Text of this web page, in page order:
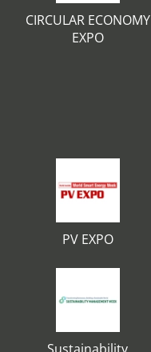
CIRCULAR ECONOMY
EXPO
PV EXPO